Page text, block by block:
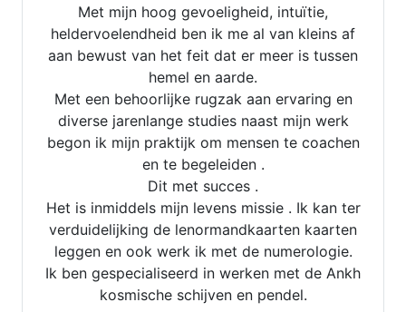
Met mijn hoog gevoeligheid, intuïtie,
heldervoelendheid ben ik me al van kleins af
aan bewust van het feit dat er meer is tussen
hemel en aarde.
Met een behoorlijke rugzak aan ervaring en
diverse jarenlange studies naast mijn werk
begon ik mijn praktijk om mensen te coachen
en te begeleiden .
Dit met succes .
Het is inmiddels mijn levens missie . Ik kan ter
verduidelijking de lenormandkaarten kaarten
leggen en ook werk ik met de numerologie.
Ik ben gespecialiseerd in werken met de Ankh
kosmische schijven en pendel.